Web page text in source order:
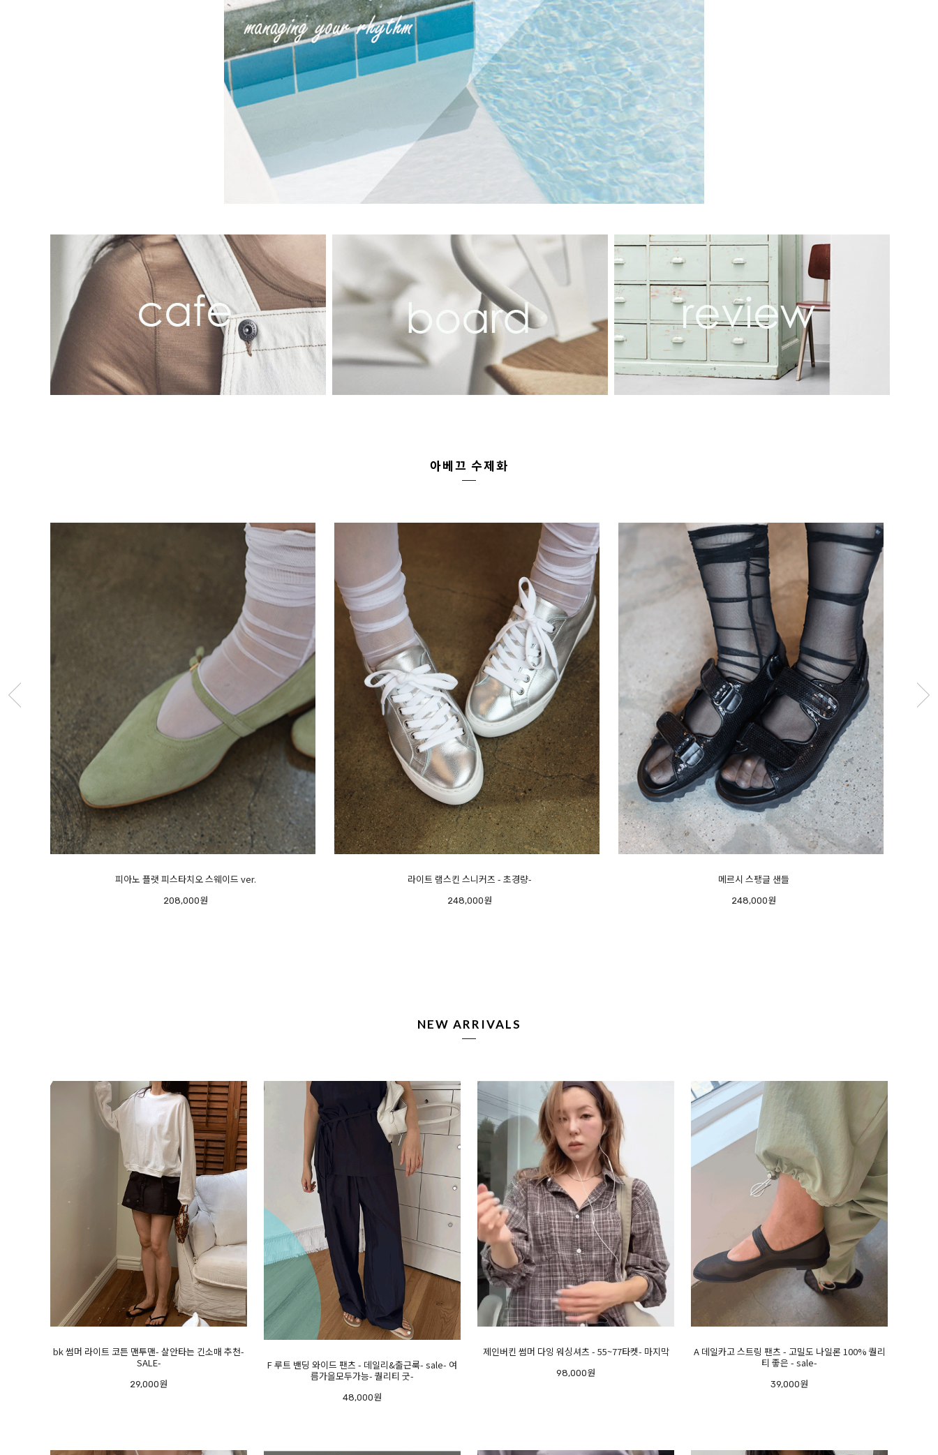
아베끄 수제화
라이트 램스킨 스니커즈 - 초경량-
248,000원
메르시 스팽글 샌들
248,000원
피아노 플랫 - 오너추천- 반가운 재진행 -
208,000원
NEW ARRIVALS
bk 썸머 라이트 코튼 맨투맨- 살안타는 긴소매 추천-
SALE-
29,000원
F 루트 밴딩 와이드 팬츠 - 데일리&출근룩- sale- 여
름가을모두가능- 퀄리티 굿-
48,000원
제인버킨 썸머 다잉 워싱셔츠 - 55~77타켓- 마지막
98,000원
A 데일카고 스트링 팬츠 - 고밀도 나일론 100% 퀄리
티 좋은 - sale-
39,000원